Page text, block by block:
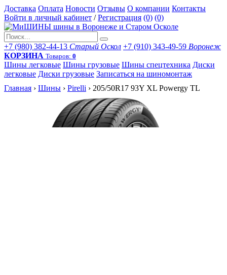
Доставка Оплата Новости Отзывы О компании Контакты
Войти в личный кабинет / Регистрация (0) (0)
+7 (980) 382-44-13 Старый Оскол +7 (910) 343-49-59 Воронеж
КОРЗИНА Товаров: 0
Шины легковые Шины грузовые Шины спецтехника Диски
легковые Диски грузовые Записаться на шиномонтаж
Главная › Шины › Pirelli › 205/50R17 93Y XL Powergy TL